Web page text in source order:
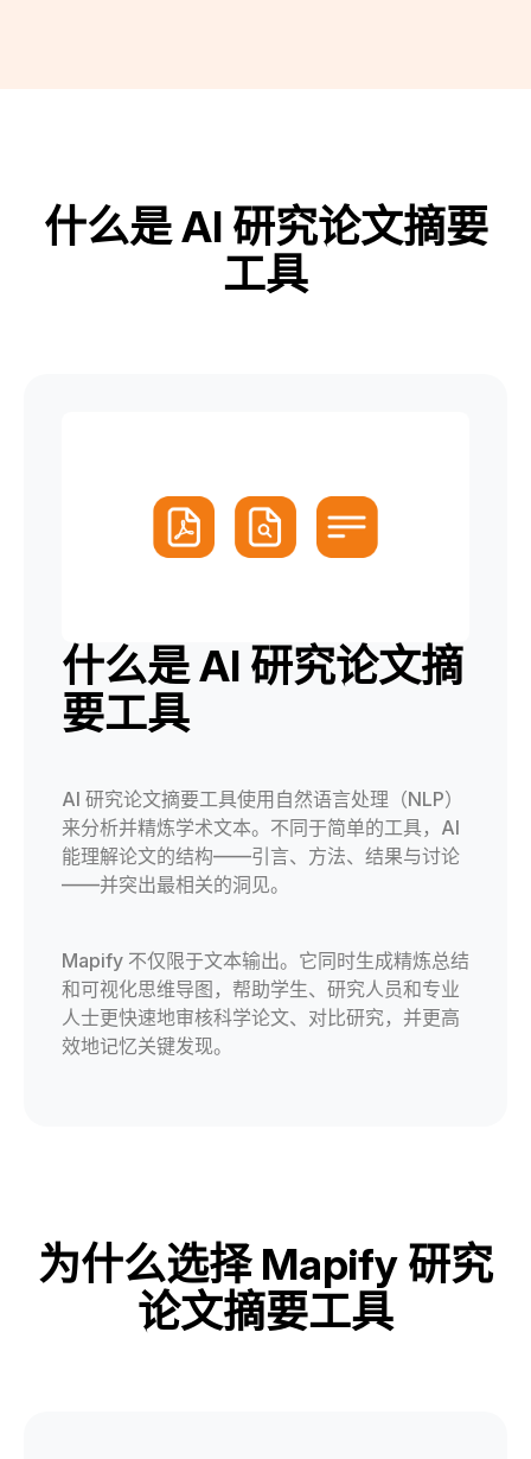
什么是 AI 研究论文摘要
工具
什么是 AI 研究论文摘
要工具
AI 研究论文摘要工具使用自然语言处理（NLP）
来分析并精炼学术文本。不同于简单的工具，AI
能理解论文的结构——引言、方法、结果与讨论
——并突出最相关的洞见。
Mapify 不仅限于文本输出。它同时生成精炼总结
和可视化思维导图，帮助学生、研究人员和专业
人士更快速地审核科学论文、对比研究，并更高
效地记忆关键发现。
为什么选择 Mapify 研究
论文摘要工具